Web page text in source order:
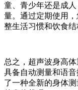
童、青少年还是成
量。通过定期使用
整生活习惯和饮食结
总之，超声波身高
具备自动测量和语
了一种全新的身体